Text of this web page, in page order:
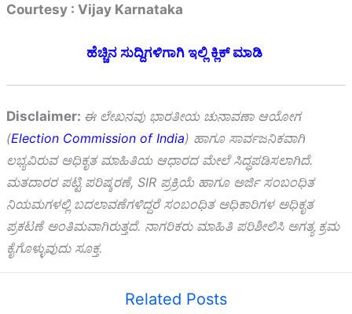
Courtesy : Vijay Karnataka
ಹೆಚ್ಚಿನ ಸುದ್ದಿಗಳಿಗಾಗಿ ಇಲ್ಲಿ ಕ್ಲಿಕ್ ಮಾಡಿ
Disclaimer: ಈ ಲೇಖನವು ಭಾರತೀಯ ಚುನಾವಣಾ ಆಯೋಗ
(Election Commission of India) ಹಾಗೂ ಸಾರ್ವಜನಿಕವಾಗಿ
ಲಭ್ಯವಿರುವ ಅಧಿಕೃತ ಮಾಹಿತಿಯ ಆಧಾರದ ಮೇಲೆ ಸಿದ್ಧಪಡಿಸಲಾಗಿದೆ.
ಮತದಾರರ ಪಟ್ಟಿ ಪರಿಷ್ಕರಣೆ, SIR ಪ್ರಕ್ರಿಯೆ ಹಾಗೂ ಅರ್ಜಿ ಸಂಬಂಧಿತ
ನಿಯಮಗಳಲ್ಲಿ ಬದಲಾವಣೆಗಳಿದ್ದರೆ ಸಂಬಂಧಿತ ಅಧಿಕಾರಿಗಳ ಅಧಿಕೃತ
ಪ್ರಕಟಣೆ ಅಂತಿಮವಾಗಿರುತ್ತದೆ. ನಾಗರಿಕರು ಮಾಹಿತಿ ಪರಿಶೀಲಿಸಿ ಅಗತ್ಯ ಕ್ರಮ
ಕೈಗೊಳ್ಳುವುದು ಸೂಕ್ತ.
Related Posts